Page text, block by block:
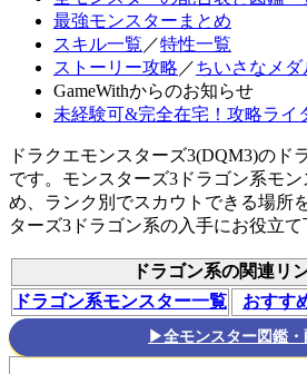
最強モンスターまとめ
スキル一覧 ／特性一覧
ストーリー攻略 ／ちいさなメ
GameWithからのお知らせ
未経験可&完全在宅！攻略ライ
ドラクエモンスターズ3(DQM3)のド
です。モンスターズ3ドラゴン系モ
め、ランク別でスカウトできる場所
ターズ3ドラゴン系の入手にお役立て
ドラゴン系の関連リ
ドラゴン系モンスター一覧
おすす
▶全モンスター図鑑・